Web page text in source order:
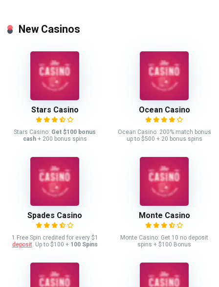
New Casinos
Stars Casino
Stars Casino: Get $100 bonus
cash+ 200 bonus spins
Ocean Casino
Ocean Casino: 200% match bonus
up to $500 + 20 bonus spins
Spades Casino
1 Free Spin credited for every $1
deposit. Up to $100 + 100 Spins
Monte Casino
Monte Casino: Get 10 no deposit
spins + $100 Bonus